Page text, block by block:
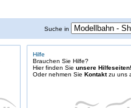
Suche in
Hilfe
Brauchen Sie Hilfe?
Hier finden Sie unsere Hilfeseiten!
Oder nehmen Sie Kontaktzu uns